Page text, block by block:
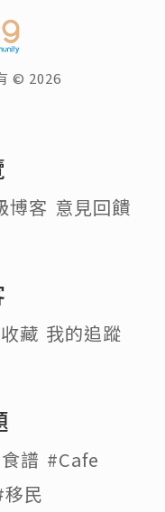
© 2026
博客 意見回饋
藏 我的追蹤
譜 #Cafe
移民